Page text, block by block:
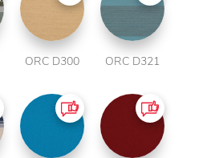
ORC D300 ORC D321